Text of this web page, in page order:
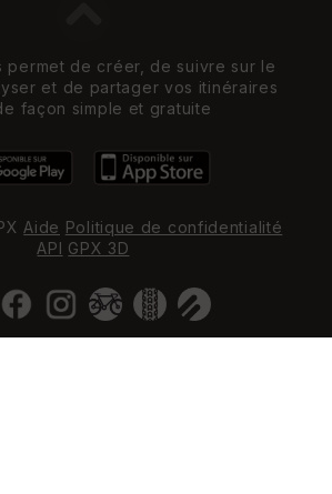
permet de créer, de suivre sur le
et de partager vos itinéraires
façon simple et gratuite
Aide Politique de confidentialité
API GPX 3D